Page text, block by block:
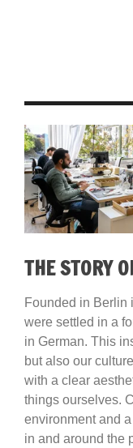
THE STORY
Founded in Berlin
were settled in a
in German. This
but also our
with a clear
things ourselves.
environment and
in and around the